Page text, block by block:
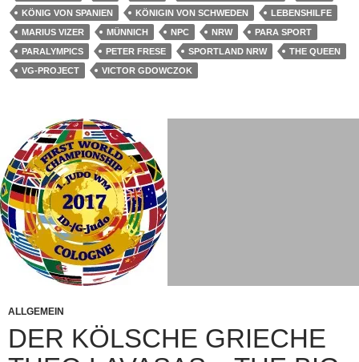
KÖNIG VON SPANIEN
KÖNIGIN VON SCHWEDEN
LEBENSHILFE
MARIUS VIZER
MÜNNICH NPC NRW
PARA SPORT
PARALYMPICS
PETER FRESE SPORTLAND NRW
THE QUEEN
VG-PROJECT
VICTOR GDOWCZOK
ALLGEMEIN
DER KÖLSCHE GRIECHE